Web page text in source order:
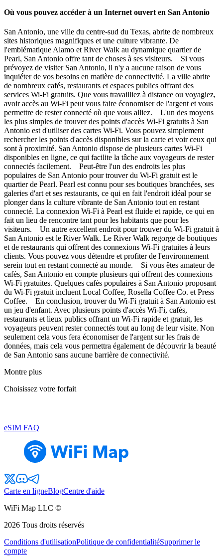
Où vous pouvez accéder à un Internet ouvert en San Antonio
San Antonio, une ville du centre-sud du Texas, abrite de nombreux
sites historiques magnifiques et une culture vibrante. De
l'emblématique Alamo et River Walk au dynamique quartier de
Pearl, San Antonio offre tant de choses à ses visiteurs. Si vous
prévoyez de visiter San Antonio, il n'y a aucune raison de vous
inquiéter de vos besoins en matière de connectivité. La ville abrite
de nombreux cafés, restaurants et espaces publics offrant des
services Wi-Fi gratuits. Que vous travailliez à distance ou voyagiez,
avoir accès au Wi-Fi peut vous faire économiser de l'argent et vous
permettre de rester connecté où que vous alliez. L'un des moyens
les plus simples de trouver des points d'accès Wi-Fi gratuits à San
Antonio est d'utiliser des cartes Wi-Fi. Vous pouvez simplement
rechercher les points d'accès disponibles sur la carte et voir ceux qui
sont à proximité. San Antonio dispose de plusieurs cartes Wi-Fi
disponibles en ligne, ce qui facilite la tâche aux voyageurs de rester
connectés facilement. Peut-être l'un des endroits les plus
populaires de San Antonio pour trouver du Wi-Fi gratuit est le
quartier de Pearl. Pearl est connu pour ses boutiques branchées, ses
galeries d'art et ses restaurants, ce qui en fait l'endroit idéal pour se
plonger dans la culture vibrante de San Antonio tout en restant
connecté. La connexion Wi-Fi à Pearl est fluide et rapide, ce qui en
fait un lieu de rencontre tant pour les habitants que pour les
visiteurs. Un autre excellent endroit pour trouver du Wi-Fi gratuit à
San Antonio est le River Walk. Le River Walk regorge de boutiques
et de restaurants qui offrent des connexions Wi-Fi gratuites à leurs
clients. Vous pouvez vous détendre et profiter de l'environnement
serein tout en restant connecté au monde. Si vous êtes amateur de
cafés, San Antonio en compte plusieurs qui offrent des connexions
Wi-Fi gratuites. Quelques cafés populaires à San Antonio proposant
du Wi-Fi gratuit incluent Local Coffee, Rosella Coffee Co. et Press
Coffee. En conclusion, trouver du Wi-Fi gratuit à San Antonio est
un jeu d'enfant. Avec plusieurs points d'accès Wi-Fi, cafés,
restaurants et lieux publics offrant un Wi-Fi rapide et gratuit, les
voyageurs peuvent rester connectés tout au long de leur visite. Non
seulement cela vous fera économiser de l'argent sur les frais de
données, mais cela vous permettra également de découvrir la beauté
de San Antonio sans aucune barrière de connectivité.
Montre plus
Choisissez votre forfait
eSIM FAQ
Carte en ligneBlogCentre d'aide
WiFi Map LLC ©
2026 Tous droits réservés
Conditions d'utilisationPolitique de confidentialitéSupprimer le
compte